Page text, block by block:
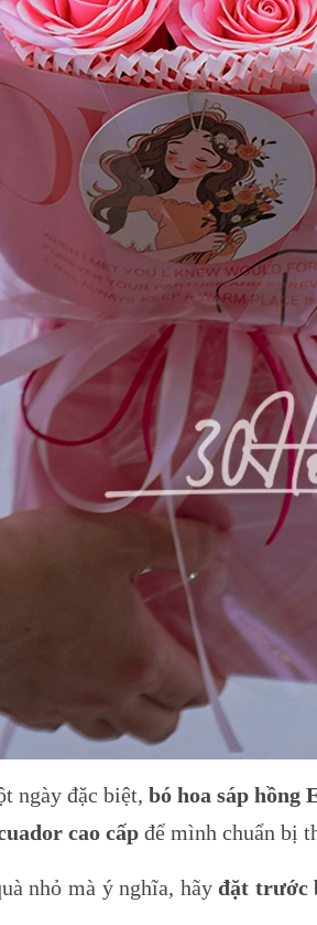
ngày đặc biệt, bó hoa sáp hồng
cao cấp để mình chuẩn bị
nhỏ mà ý nghĩa, hãyđặt trước